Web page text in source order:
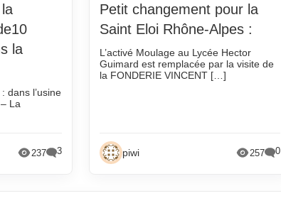
septembre 2020
mars 2020
septembre 2016
août 2016
juillet 2016
juin 2016
la
dans l’usine
La
237 3
Petit changement pour la
Saint Eloi Rhône-Alpes :
L’activé Moulage au Lycée Hector
Guimard est remplacée par la visite de
la FONDERIE VINCENT […]
piwi 257 0